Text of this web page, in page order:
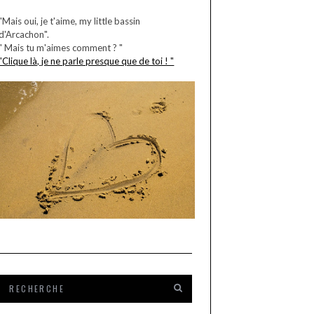
oui, je t'aime, my little bassin
Mais tu m'aimes comment ? "
là, je ne parle presque que de toi ! "